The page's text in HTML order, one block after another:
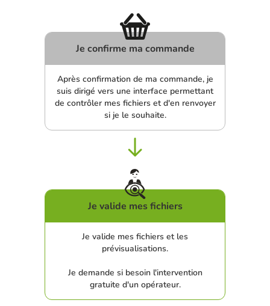
Je confirme ma commande
Après confirmation de ma commande, je
suis dirigé vers une interface permettant
de contrôler mes fichiers et d'en renvoyer
si je le souhaite.
Je valide mes fichiers
Je valide mes fichiers et les
prévisualisations.
Je demande si besoin l'intervention
gratuite d'un opérateur.